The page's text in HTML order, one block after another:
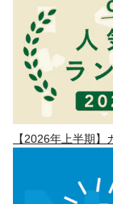
【2026年上半期